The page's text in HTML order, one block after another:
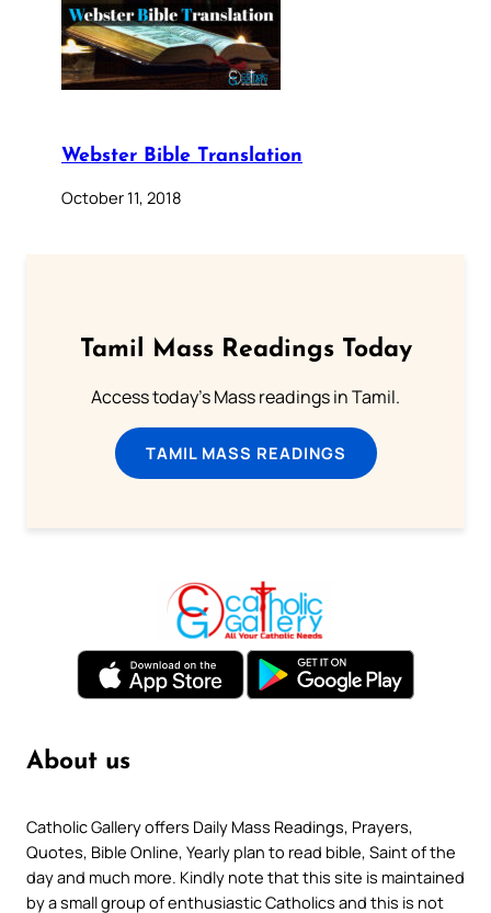
Webster Bible Translation
October 11, 2018
Tamil Mass Readings Today
Access today's Mass readings in Tamil.
TAMIL MASS READINGS
About us
Catholic Gallery offers Daily Mass Readings, Prayers,
Quotes, Bible Online, Yearly plan to read bible, Saint of the
day and much more. Kindly note that this site is maintained
by a small group of enthusiastic Catholics and this is not